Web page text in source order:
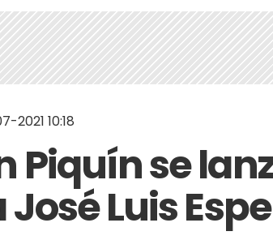
2021 10:18
Piquín se
Luis